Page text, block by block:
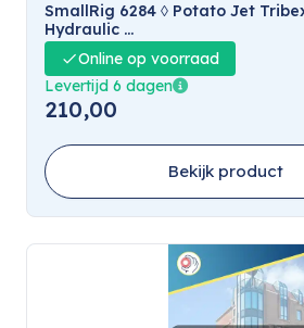
SmallRig 6284 ◊ Potato Jet
Hydraulic ...
Online op voorraad
Levertijd 6 dagen
210,00
Bekijk product